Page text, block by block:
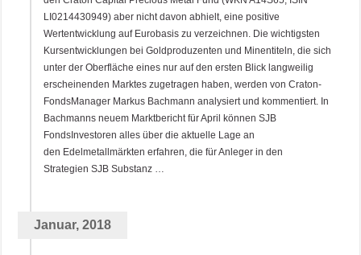
LI0214430949) aber nicht davon abhielt, eine positive
Wertentwicklung auf Eurobasis zu verzeichnen. Die wichtigsten
Kursentwicklungen bei Goldproduzenten und Minentiteln, die sich
unter der Oberfläche eines nur auf den ersten Blick langweilig
erscheinenden Marktes zugetragen haben, werden von Craton-
FondsManager Markus Bachmann analysiert und kommentiert. In
Bachmanns neuem Marktbericht für April können SJB
FondsInvestoren alles über die aktuelle Lage an
den Edelmetallmärkten erfahren, die für Anleger in den
Strategien SJB Substanz …
Januar, 2018